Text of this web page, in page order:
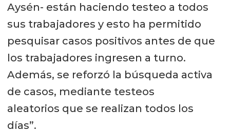
Asimismo, los salmonicultores
financiarán la realización de test en
las comunidades y se estudiará la
factibilidad técnica para instalar una
residencia sanitaria en Quellón, así
como el traslado de pacientes a las
residencias. Todo lo anterior en
Aysén- están haciendo testeo a todos
sus trabajadores y esto ha permitido
pesquisar casos positivos antes de que
los trabajadores ingresen a turno.
Además, se reforzó la búsqueda activa
de casos, mediante testeos
aleatorios que se realizan todos los
días”.